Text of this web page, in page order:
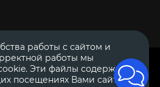
— автосалон. Все права защищены.
работы с сайтом и
работы мы
Эти файлы содержат
посещениях Вами сайта.